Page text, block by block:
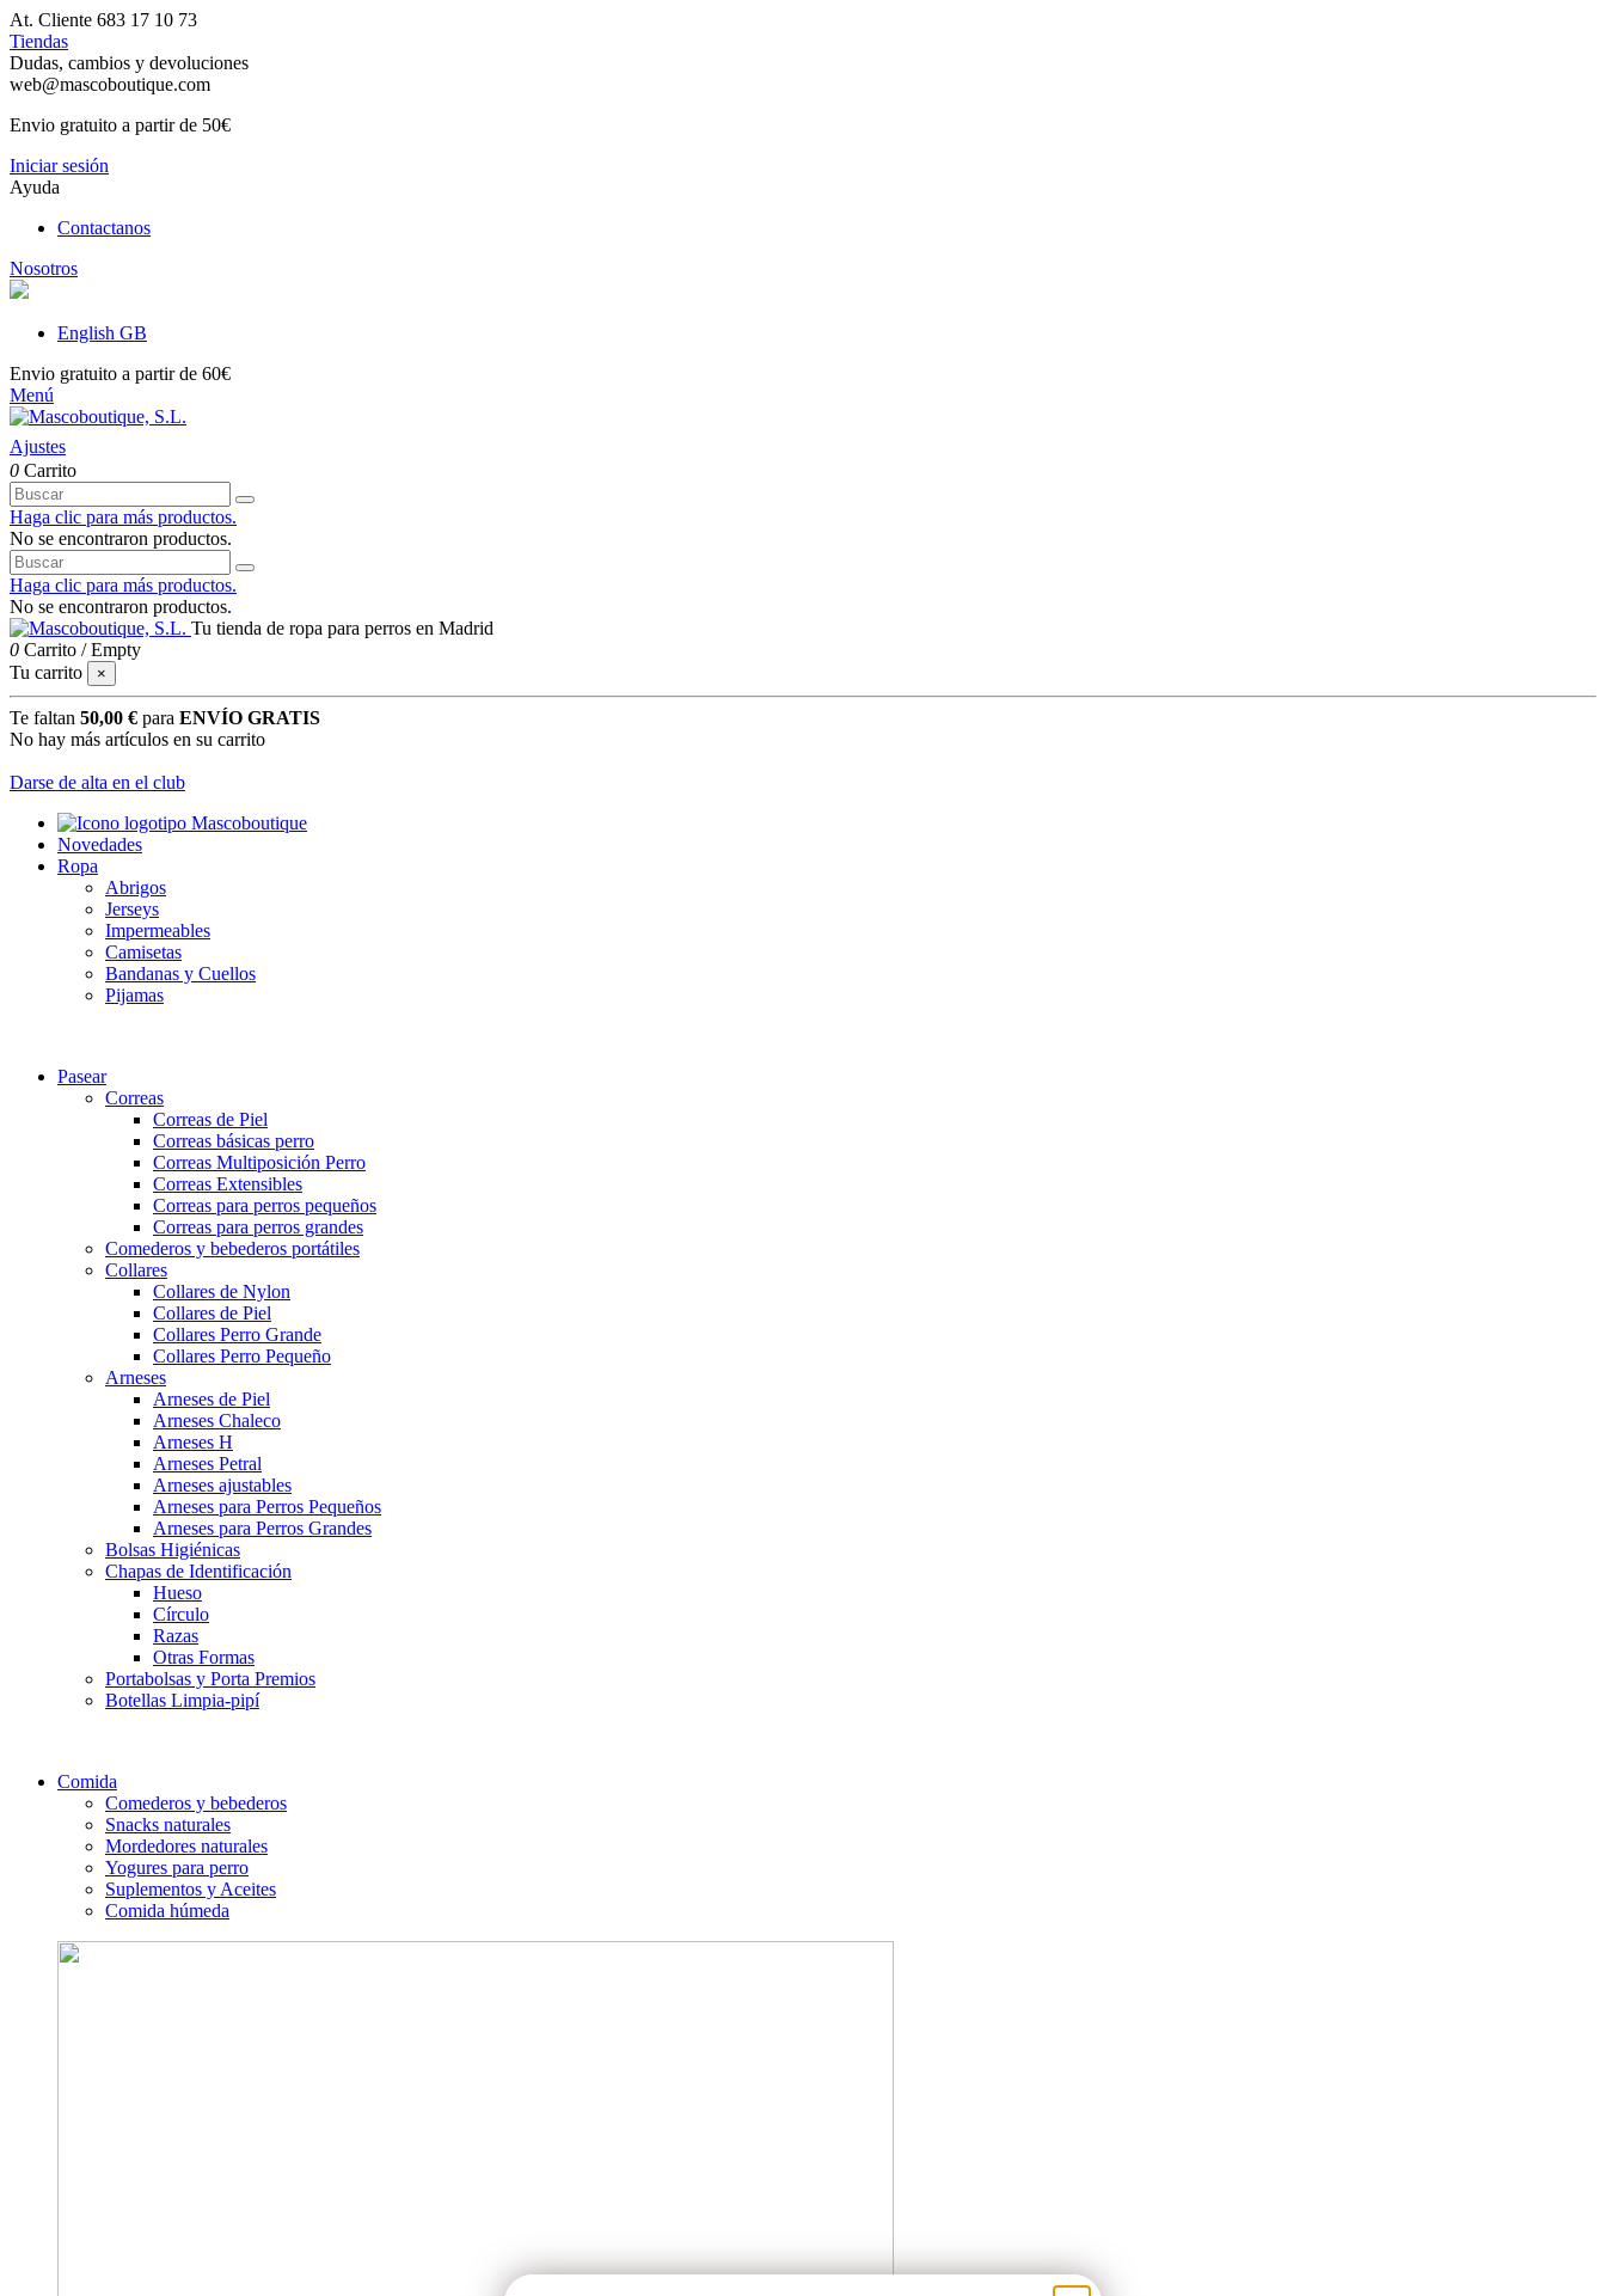
At. Cliente 683 17 10 73
Tiendas
Dudas, cambios y devoluciones
web@mascoboutique.com
Envio gratuito a partir de 50€
Iniciar sesión
Ayuda
Contactanos
Nosotros
English GB
Envio gratuito a partir de 60€
Menú
Ajustes
0 Carrito
Haga clic para más productos.
No se encontraron productos.
Haga clic para más productos.
No se encontraron productos.
Tu tienda de ropa para perros en Madrid
0 Carrito /Empty
Tu carrito
×
Te faltan 50,00 € para ENVÍO GRATIS
No hay más artículos en su carrito
Darse de alta en el club
Novedades
Ropa
Abrigos
Jerseys
Impermeables
Camisetas
Bandanas y Cuellos
Pijamas
Pasear
Correas
Correas de Piel
Correas básicas perro
Correas Multiposición Perro
Correas Extensibles
Correas para perros pequeños
Correas para perros grandes
Comederos y bebederos portátiles
Collares
Collares de Nylon
Collares de Piel
Collares Perro Grande
Collares Perro Pequeño
Arneses
Arneses de Piel
Arneses Chaleco
Arneses H
Arneses Petral
Arneses ajustables
Arneses para Perros Pequeños
Arneses para Perros Grandes
Bolsas Higiénicas
Chapas de Identificación
Hueso
Círculo
Razas
Otras Formas
Portabolsas y Porta Premios
Botellas Limpia-pipí
Comida
Comederos y bebederos
Snacks naturales
Mordedores naturales
Yogures para perro
Suplementos y Aceites
Comida húmeda